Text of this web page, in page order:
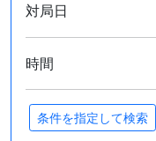
対局日
時間